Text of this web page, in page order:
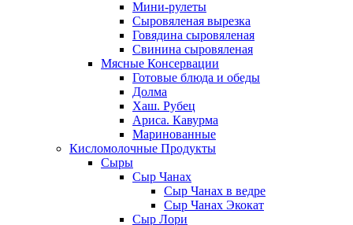
Мини-рулеты
Сыровяленая вырезка
Говядина сыровяленая
Свинина сыровяленая
Мясные Консервации
Готовые блюда и обеды
Долма
Хаш. Рубец
Ариса. Кавурма
Маринованные
Кисломолочные Продукты
Сыры
Сыр Чанах
Сыр Чанах в ведре
Сыр Чанах Экокат
Сыр Лори